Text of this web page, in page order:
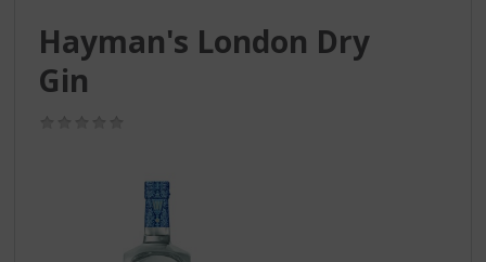
Hayman's London Dry
Gin